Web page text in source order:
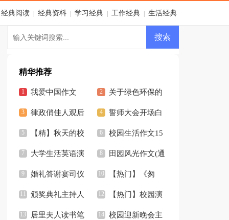
经典阅读 经典资料 学习经典 工作经典 生活经典
精华推荐
我爱中国作文 关于绿色环保的
作文
律政俏佳人观后
感2篇
誓师大会开场白
(12篇)
【精】秋天的校
园作文
校园生活作文15
篇
大学生活英语演
讲稿
田园风光作文(通
用15篇)
婚礼答谢宴司仪
开场白汇编7篇
【热门】《匆
匆》读后感
颁奖典礼主持人
开场白
【热门】校园演
讲稿
居里夫人读书笔 校园迎新晚会主